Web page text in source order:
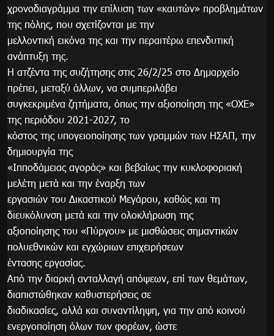
χρονοδιαγράμμα την επίλυση των «καυτών» προβλημάτων
της πόλης, που σχετίζονται με την
μελλοντική εικόνα της και την περαιτέρω επενδυτική
ανάπτυξη της.
Η ατζέντα της συζήτησης στις 26/2/25 στο Δημαρχείο
πρέπει, μεταξύ άλλων, να συμπεριλάβει
συγκεκριμένα ζητήματα, όπως την αξιοποίηση της «ΟΧΕ»
της περιόδου 2021-2027, το
κόστος της υπογειοποίησης των γραμμών των ΗΣΑΠ, την
δημιουργία της
«Ιπποδάμειας αγοράς» και βεβαίως την κυκλοφοριακή
μελέτη μετά και την έναρξη των
εργασιών του Δικαστικού Μεγάρου, καθώς και τη
διευκόλυνση μετά και την ολοκλήρωση της
αξιοποίησης του «Πύργου» με μισθώσεις σημαντικών
πολυεθνικών και εγχώριων επιχειρήσεων
έντασης εργασίας.
Από την διαρκή ανταλλαγή απόψεων, επί των θεμάτων,
διαπιστώθηκαν καθυστερήσεις σε
διαδικασίες, αλλά και συναντίληψη, για την από κοινού
ενεργοποίηση όλων των φορέων, ώστε